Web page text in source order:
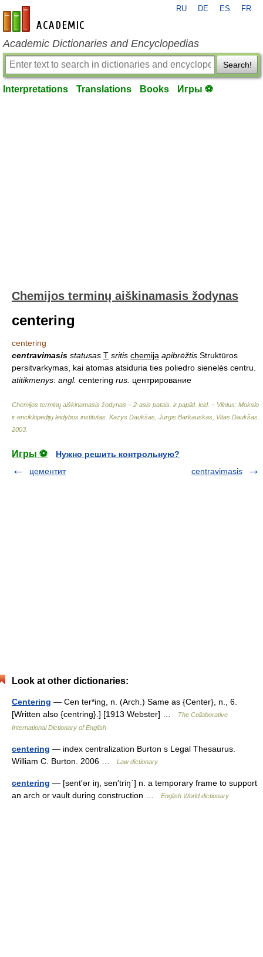
en-academic.com
RU DE ES FR
Academic Dictionaries and Encyclopedias
Search!
Interpretations Translations Books Игры ⚽
Chemijos terminų aiškinamasis žodynas
centering
centering
centravimasis statusas T sritis chemija apibrėžtis Struktūros
persitvarkymas, kai atomas atsiduria ties poliedro sienelės centru.
atitikmenys: angl. centering rus. центрирование
Chemijos terminų aiškinamasis žodynas – 2-asis patais. ir papild. leid. – Vilnius: Mokslo
ir enciklopedijų leidybos institutas Kazys Daukšas, Jurgis Barkauskas, Vitas Daukšas
2003
Игры ⚽
Нужно решить контрольную?
цементит
centravimasis
Look at other dictionaries:
Centering — Cen ter*ing, n. (Arch.) Same as {Center}, n., 6.
[Written also {centring}.] [1913 Webster] …
The Collaborative
International Dictionary of English
centering — index centralization Burton s Legal Thesaurus.
William C. Burton. 2006 …
Law dictionary
centering — [sent′ər iŋ, sen′triŋ΄] n. a temporary frame to support
an arch or vault during construction …
English World dictionary